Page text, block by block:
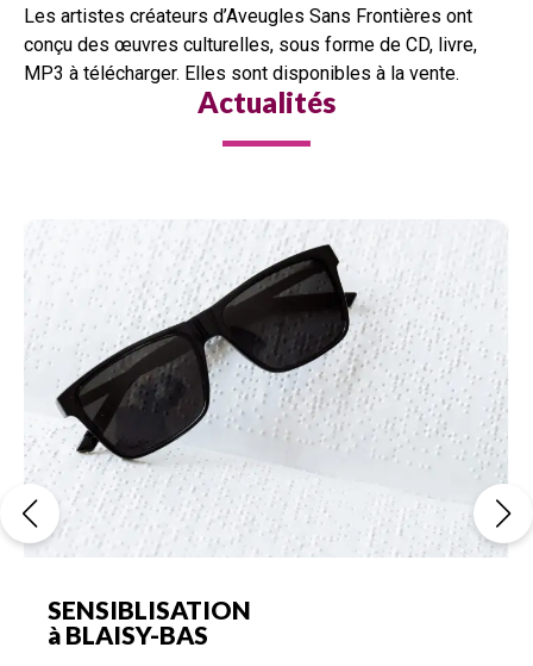
Les artistes créateurs d’Aveugles Sans Frontières ont
conçu des œuvres culturelles, sous forme de CD, livre,
MP3 à télécharger. Elles sont disponibles à la vente.
Actualités
SENSIBLISATION
à BLAISY-BAS